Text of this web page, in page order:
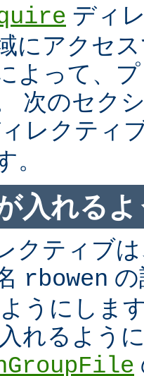
ディ
にアクセ
よって、
次のセク
レクティ
。
入れる
クティブ
rbowen
うにしま
れるよう